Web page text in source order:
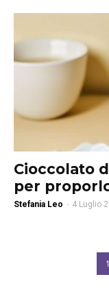
Cioccolato
per
Stefania Leo - 4 Luglio
1